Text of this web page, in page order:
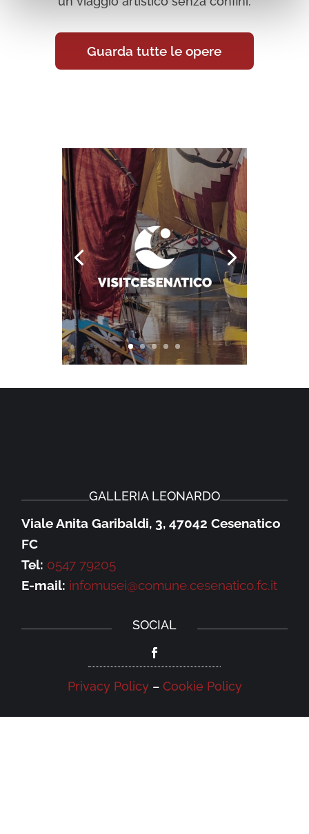
Guarda tutte le opere
GALLERIA LEONARDO
Viale Anita Garibaldi, 3, 47042 Cesenatico
FC
Tel: 0547 79205
E-mail: infomusei@comune.cesenatico.fc.it
SOCIAL
Privacy Policy– Cookie Policy